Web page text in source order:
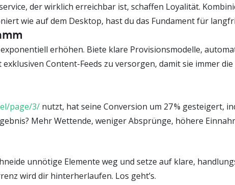
der wirklich erreichbar ist, schaffen Loyalität.
wie auf dem Desktop, hast du das Fundament für
erhöhen. Biete klare Provisionsmodelle,
Content-Feeds zu versorgen, damit sie immer
page/3/ nutzt, hat seine Conversion um 27 % gesteigert,
Mehr Wettende, weniger Absprünge, höhere
unnötige Elemente weg und setze auf klare,
wird dir hinterherlaufen. Los geht’s.